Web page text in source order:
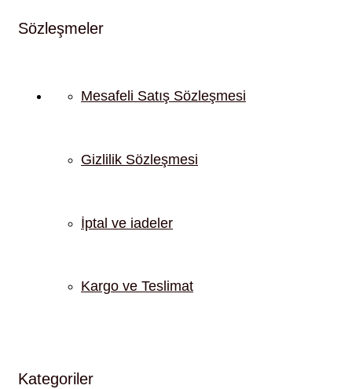
Sözleşmeler
Mesafeli Satış Sözleşmesi
Gizlilik Sözleşmesi
İptal ve iadeler
Kargo ve Teslimat
Kategoriler